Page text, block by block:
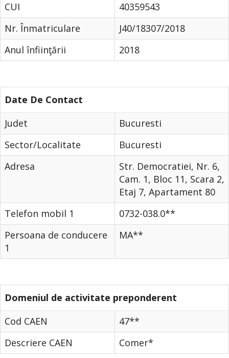
CUI
40359543
Nr. Înmatriculare
J40/18307/2018
Anul înfiinţării
2018
Date De Contact
Judet
Bucuresti
Sector/Localitate
Bucuresti
Adresa
Str. Democratiei, Nr. 6,
Cam. 1, Bloc 11, Scara 2,
Etaj 7, Apartament 80
Telefon mobil 1
0732-038.0**
Persoana de conducere
1
MA**
Domeniul de activitate preponderent
Cod CAEN
47**
Descriere CAEN
Comer*